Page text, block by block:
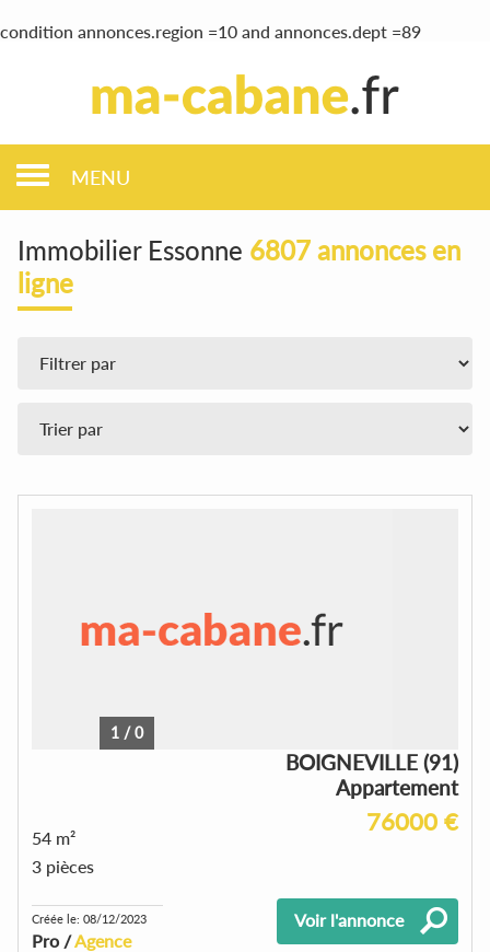
condition annonces.region =10 and annonces.dept =89
MENU
Immobilier Essonne 6807 annonces en
ligne
1 /0
BOIGNEVILLE (91)
Appartement
76000 €
54 m²
3 pièces
Créée le: 08/12/2023
Pro /Agence
Voir l'annonce